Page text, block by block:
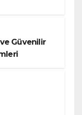
Güvenilir